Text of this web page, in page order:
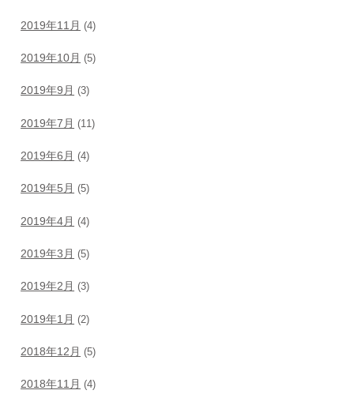
2019年11月 (4)
2019年10月 (5)
2019年9月 (3)
2019年7月 (11)
2019年6月 (4)
2019年5月 (5)
2019年4月 (4)
2019年3月 (5)
2019年2月 (3)
2019年1月 (2)
2018年12月 (5)
2018年11月 (4)